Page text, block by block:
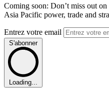
Coming soon: Don’t miss out
Asia Pacific power, trade and
Entrez votre email
S'abonner
Loading...